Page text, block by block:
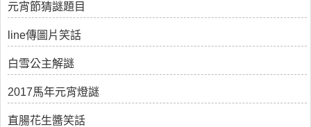
元宵節猜謎題目
line傳圖片笑話
白雪公主解謎
2017馬年元宵燈謎
直腸花生醬笑話